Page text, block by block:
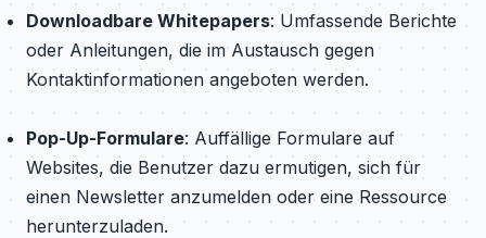
Downloadbare Whitepapers: Umfassende Berichte
oder Anleitungen, die im Austausch gegen
Kontaktinformationen angeboten werden.
Pop-Up-Formulare: Auffällige Formulare auf
Websites, die Benutzer dazu ermutigen, sich für
einen Newsletter anzumelden oder eine Ressource
herunterzuladen.